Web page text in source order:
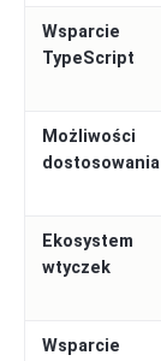
Wsparcie
TypeScript
Możliwości
dostosowania
Ekosystem
wtyczek
Wsparcie